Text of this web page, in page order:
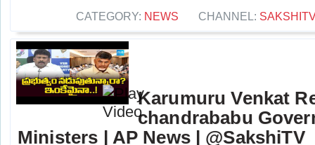
CATEGORY: NEWS CHANNEL:
Karumuru Venkat
chandrababu
Ministers | AP News | @SakshiTV